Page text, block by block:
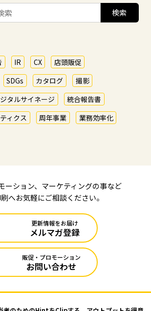
IR CX
店頭販促
SDGs カタログ
撮影
タルサイネージ
統合報告書
ィクス 周年事業
業務効率化
ーション、マーケティングの事など
へお気軽にご相談ください。
更新情報をお届け
メルマガ登録
販促・プロモーション
お問い合わせ